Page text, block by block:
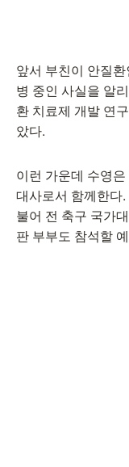
앞서 부친이 안질
병 중인 사실을 알
환 치료제 개발 연
았다.
이런 가운데 수영
대사로서 함께한다
불어 전 축구 국가
판 부부도 참석할